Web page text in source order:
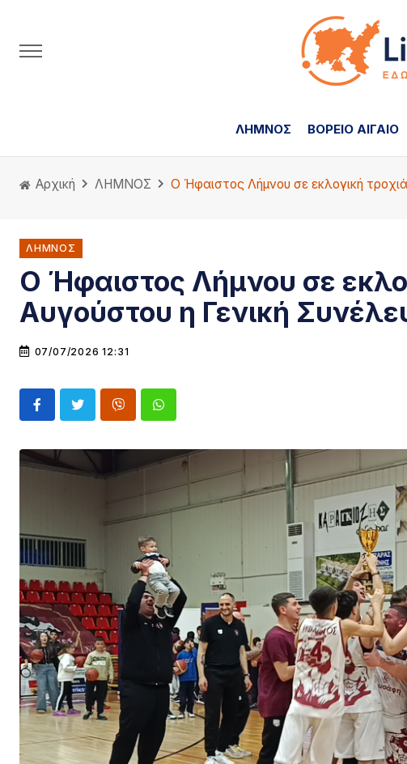
ΛΗΜΝΟΣ ΒΟΡΕΙΟ ΑΙΓΑΙΟ
Αρχική ΛΗΜΝΟΣ Ο Ήφαιστος Λήμνου σε εκλογική τροχιά
ΛΗΜΝΟΣ
Ο Ήφαιστος Λήμνου σε
Αυγούστου η Γενική
07/07/2026 12:31